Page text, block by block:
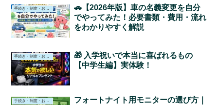
手続き・制度・お役立ち情報
🚗【2026年版】車の名義変更を自分
でやってみた！必要書類・費用・流れ
をわかりやすく解説
手続き・制度・お役立ち情報
🎁 入学祝いで本当に喜ばれるもの
【中学生編】実体験！
手続き・制度・お役立ち情報
フォートナイト用モニターの選び方｜